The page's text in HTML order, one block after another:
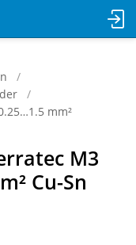
mm²
M3
Cu-Sn